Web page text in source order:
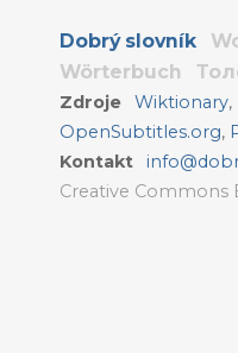
Dobrý slovník
Wörterbuch
Zdroje Wiktionary,
OpenSubtitles.org,
Kontakt
Creative Commons